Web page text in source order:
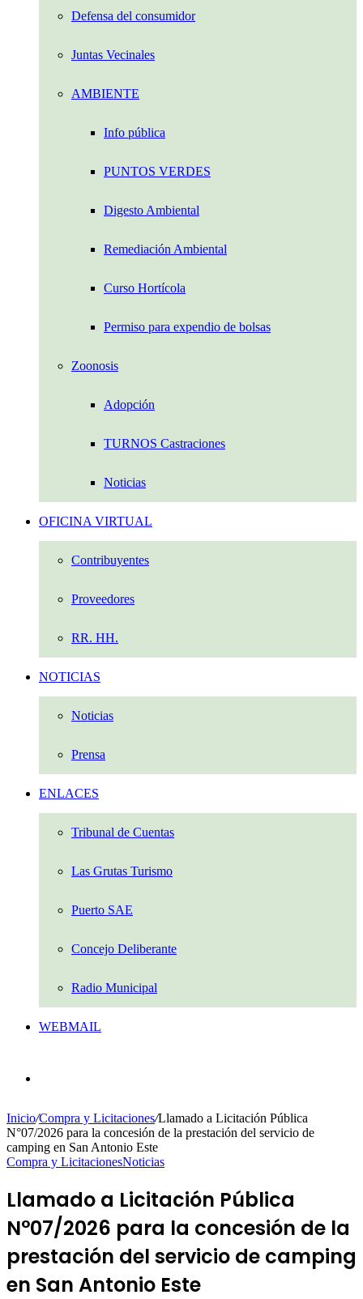
Defensa del consumidor
Juntas Vecinales
AMBIENTE
Info pública
PUNTOS VERDES
Digesto Ambiental
Remediación Ambiental
Curso Hortícola
Permiso para expendio de bolsas
Zoonosis
Adopción
TURNOS Castraciones
Noticias
OFICINA VIRTUAL
Contribuyentes
Proveedores
RR. HH.
NOTICIAS
Noticias
Prensa
ENLACES
Tribunal de Cuentas
Las Grutas Turismo
Puerto SAE
Concejo Deliberante
Radio Municipal
WEBMAIL
por
Inicio/Compra y Licitaciones/Llamado a Licitación Pública
N°07/2026 para la concesión de la prestación del servicio de
camping en San Antonio Este
Compra y LicitacionesNoticias
Llamado a Licitación Pública
N°07/2026 para la concesión de la
prestación del servicio de camping
en San Antonio Este